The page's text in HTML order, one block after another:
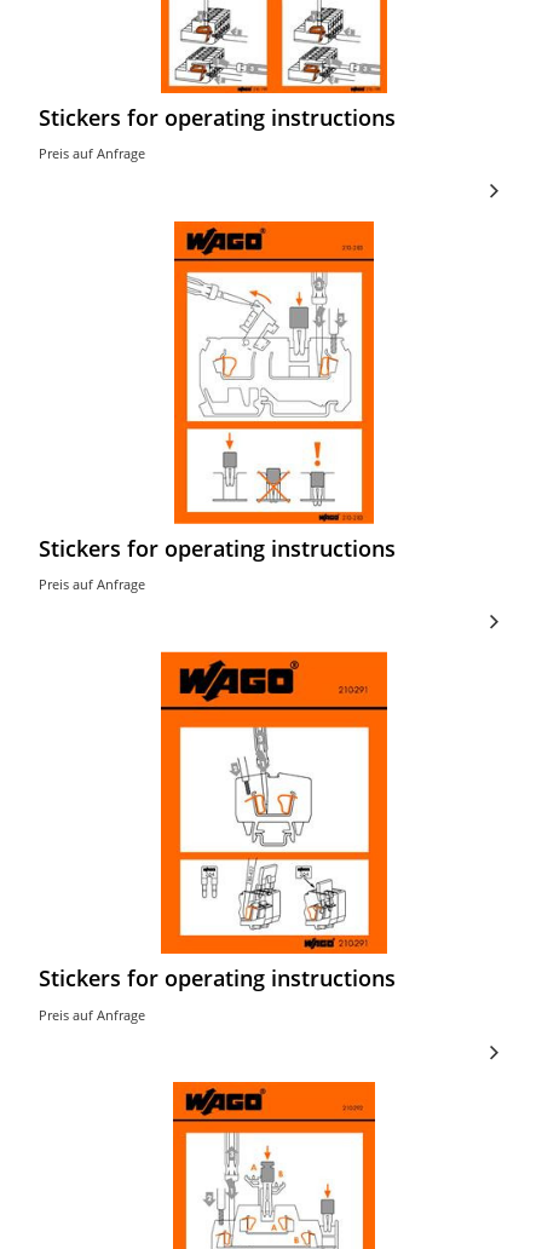
Stickers for operating instructions
Preis auf Anfrage
Stickers for operating instructions
Preis auf Anfrage
Stickers for operating instructions
Preis auf Anfrage